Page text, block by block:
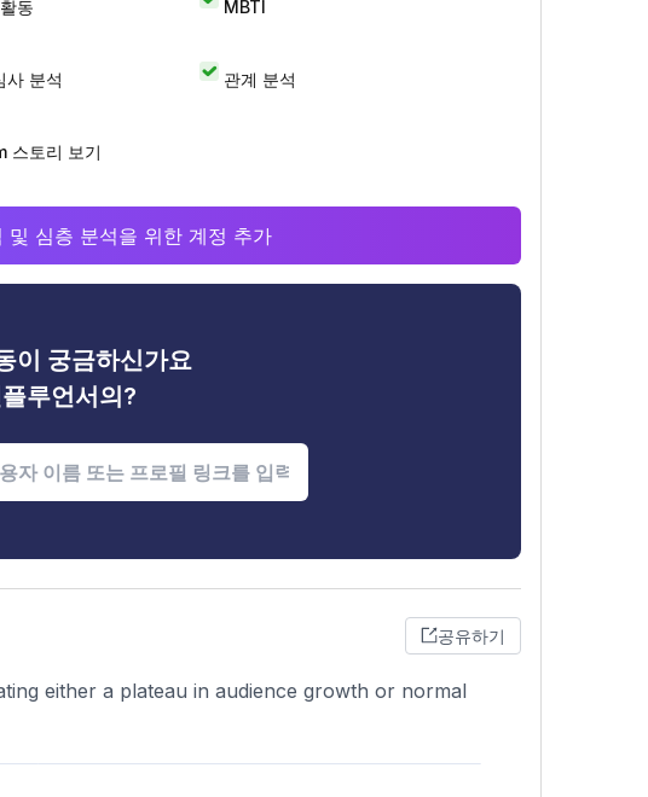
동 MBTI
분석 관계 분석
스토리 보기
심층 분석을 위한 계정 추가
이 궁금하신가요
루언서의?
공유하기
either a plateau in audience growth or normal